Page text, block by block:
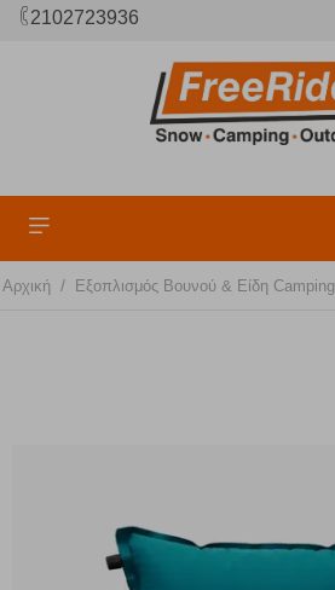
2102723936
Αρχική / Εξοπλισμός Βουνού & Είδη Camping